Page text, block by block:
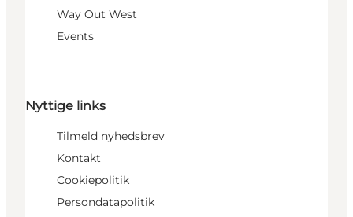
Way Out West
Events
Nyttige links
Tilmeld nyhedsbrev
Kontakt
Cookiepolitik
Persondatapolitik